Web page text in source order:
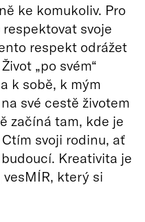
ke komukoliv. Pro
svoje
respekt odrážet
„po svém“
k sobě, k mým
své cestě životem
začíná tam, kde je
svoji rodinu, ať
Kreativita je
který si